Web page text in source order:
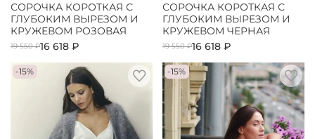
СОРОЧКА КОРОТКАЯ С
ГЛУБОКИМ ВЫРЕЗОМ И
КРУЖЕВОМ РОЗОВАЯ
19 550 ₽16 618 ₽
СОРОЧКА КОРОТКАЯ С
ГЛУБОКИМ ВЫРЕЗОМ И
КРУЖЕВОМ ЧЕРНАЯ
19 550 ₽16 618 ₽
-15% -15%